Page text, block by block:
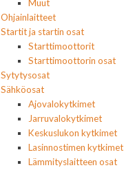
Muut
Ohjainlaitteet
Startit ja startin osat
Starttimoottorit
Starttimoottorin osat
Sytytysosat
Sähköosat
Ajovalokytkimet
Jarruvalokytkimet
Keskuslukon kytkimet
Lasinnostimen kytkimet
Lämmityslaitteen osat